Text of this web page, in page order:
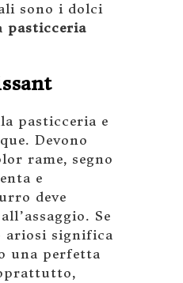
sono i dolci
pasticceria
pasticceria e
Devono
rame, segno
e
deve
Se
ariosi significa
una perfetta